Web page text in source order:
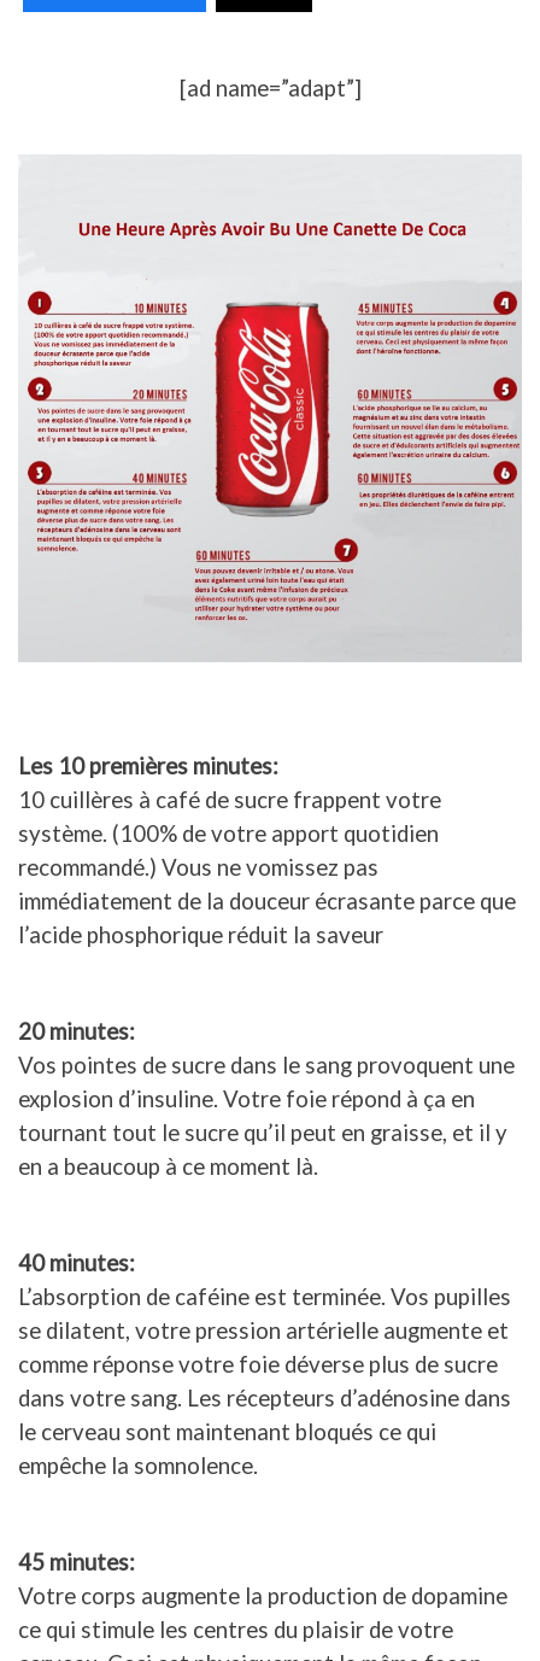
[ad name=”adapt”]
Les 10 premières minutes:
10 cuillères à café de sucre frappent votre
système. (100% de votre apport quotidien
recommandé.) Vous ne vomissez pas
immédiatement de la douceur écrasante parce que
l’acide phosphorique réduit la saveur
20 minutes:
Vos pointes de sucre dans le sang provoquent une
explosion d’insuline. Votre foie répond à ça en
tournant tout le sucre qu’il peut en graisse, et il y
en a beaucoup à ce moment là.
40 minutes:
L’absorption de caféine est terminée. Vos pupilles
se dilatent, votre pression artérielle augmente et
comme réponse votre foie déverse plus de sucre
dans votre sang. Les récepteurs d’adénosine dans
le cerveau sont maintenant bloqués ce qui
empêche la somnolence.
45 minutes:
Votre corps augmente la production de dopamine
ce qui stimule les centres du plaisir de votre